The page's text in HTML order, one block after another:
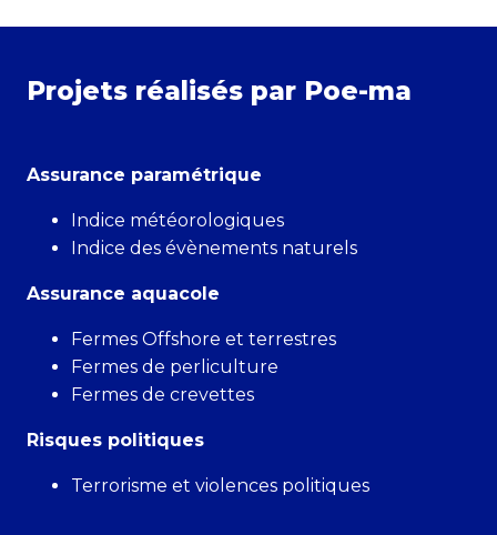
Projets réalisés par Poe-ma
Assurance paramétrique
Indice météorologiques
Indice des évènements naturels
Assurance aquacole
Fermes Offshore et terrestres
Fermes de perliculture
Fermes de crevettes
Risques politiques
Terrorisme et violences politiques